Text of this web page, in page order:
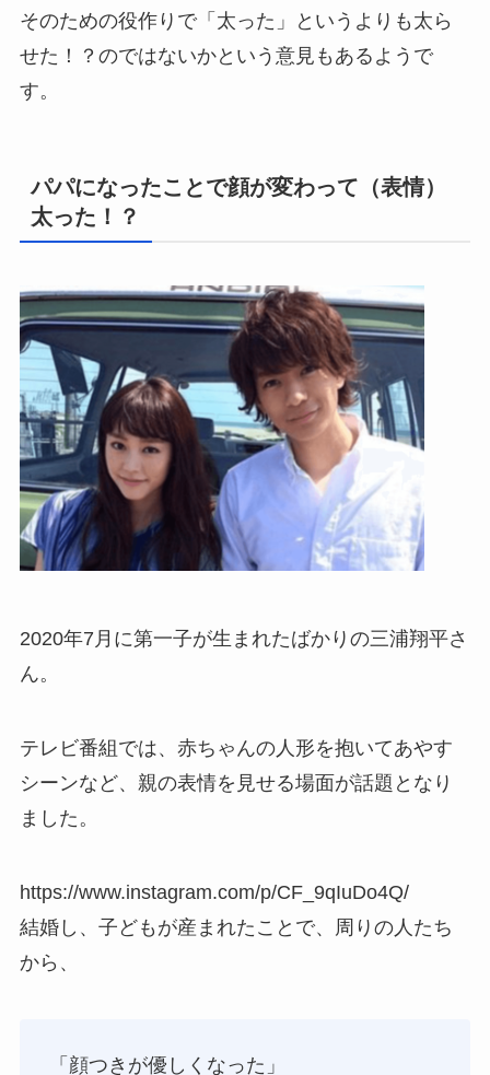
そのための役作りで「太った」というよりも太ら
せた！？のではないかという意見もあるようで
す。
パパになったことで顔が変わって（表情）
太った！？
2020年7月に第一子が生まれたばかりの三浦翔平さ
ん。
テレビ番組では、赤ちゃんの人形を抱いてあやす
シーンなど、親の表情を見せる場面が話題となり
ました。
https://www.instagram.com/p/CF_9qIuDo4Q/
結婚し、子どもが産まれたことで、周りの人たち
から、
「顔つきが優しくなった」